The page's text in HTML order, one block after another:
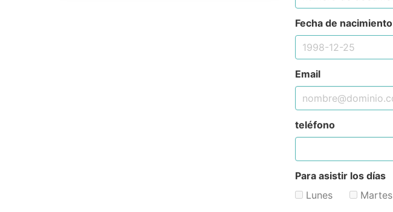
Fecha de nacimiento
Email
teléfono
Para asistir los días
Lunes
Martes